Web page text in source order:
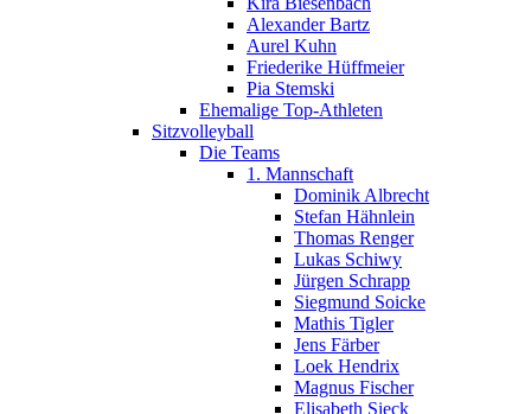
Alexander Bartz
Aurel Kuhn
Friederike Hüffmeier
Pia Stemski
Ehemalige Top-Athleten
Sitzvolleyball
Die Teams
1. Mannschaft
Dominik Albrecht
Stefan Hähnlein
Thomas Renger
Lukas Schiwy
Jürgen Schrapp
Siegmund Soicke
Mathis Tigler
Jens Färber
Loek Hendrix
Magnus Fischer
Elisabeth Sieck